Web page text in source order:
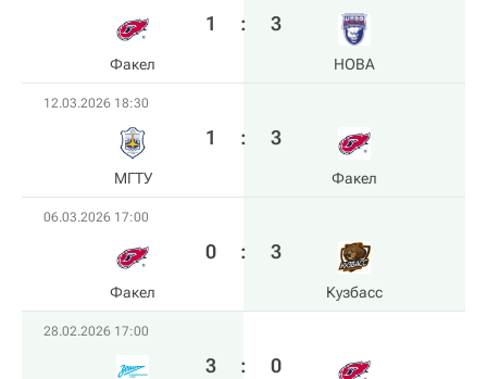
Факел
1 : 3
HOBA
12.03.2026 18:30
МГТУ
1 : 3
Факел
06.03.2026 17:00
Факел
0 : 3
Кузбасс
28.02.2026 17:00
3 : 0